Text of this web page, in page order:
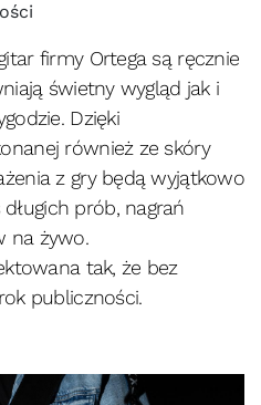
firmy Ortega są ręcznie
świetny wygląd jak i
Dzięki
również ze skóry
z gry będą wyjątkowo
prób, nagrań
na żywo.
tak, że bez
publiczności.